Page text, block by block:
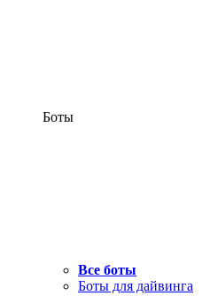
Боты
Все боты
Боты для дайвинга